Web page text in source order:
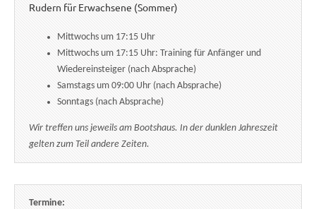
Rudern für Erwachsene (Sommer)
Mittwochs um 17:15 Uhr
Mittwochs um 17:15 Uhr: Training für Anfänger und
Wiedereinsteiger (nach Absprache)
Samstags um 09:00 Uhr (nach Absprache)
Sonntags (nach Absprache)
Wir treffen uns jeweils am Bootshaus. In der dunklen Jahreszeit
gelten zum Teil andere Zeiten.
Termine: